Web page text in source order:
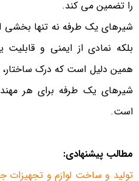
را تضمین می کند.
شیرهای یک طرفه نه تنها
بلکه نمادی از ایمنی و
همین دلیل است که درک
شیرهای یک طرفه برای هر
است.
مطالب پیشنهادی:
تولید و ساخت لوازم و تجهیزات